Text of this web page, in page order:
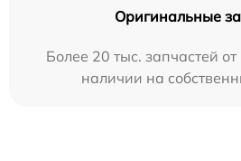
Оригинальные
Более 20 тыс. запчастей
наличии на